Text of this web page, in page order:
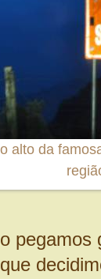
alto da
pegamos